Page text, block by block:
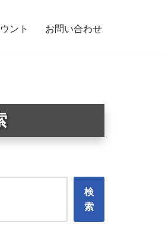
ント お問い合わせ
り防止 ばあばが運転しています
検
索